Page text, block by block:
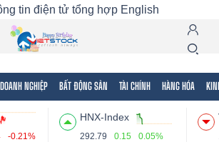
tin điện tử tổng hợp English
DOANH NGHIỆP BẤT ĐỘNG SẢN TÀI CHÍNH HÀNG HÓA
-0.21%
HNX-Index
292.79 0.15 0.05%
Ngành Mã chứng khoán